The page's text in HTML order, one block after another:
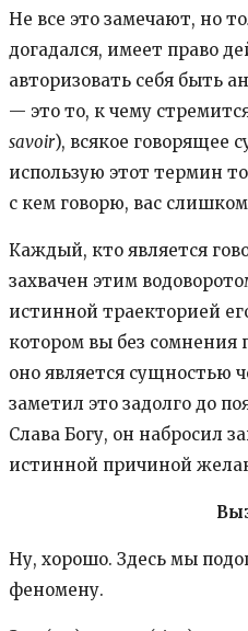
Не все это замечают, но
догадался, имеет право
авторизовать себя быть
— это то, к чему
savoir), всякое говорящее
использую этот термин
с кем говорю, вас
Каждый, кто является
захвачен этим
истинной траекторией
котором вы без сомнения
оно является сущностью
заметил это задолго до
Слава Богу, он набросил
истинной причиной
Ну, хорошо. Здесь мы
феномену.